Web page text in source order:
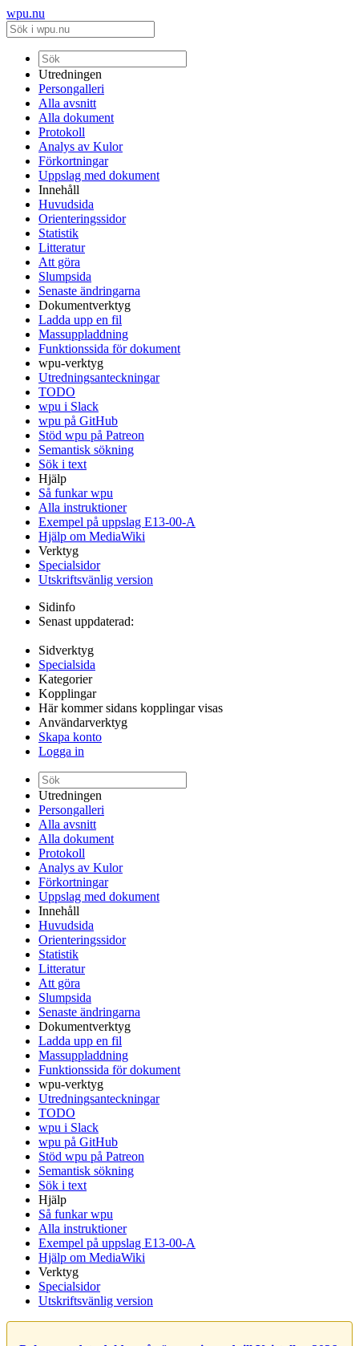
wpu.nu
Utredningen
Persongalleri
Alla avsnitt
Alla dokument
Protokoll
Analys av Kulor
Förkortningar
Uppslag med dokument
Innehåll
Huvudsida
Orienteringssidor
Statistik
Litteratur
Att göra
Slumpsida
Senaste ändringarna
Dokumentverktyg
Ladda upp en fil
Massuppladdning
Funktionssida för dokument
wpu-verktyg
Utredningsanteckningar
TODO
wpu i Slack
wpu på GitHub
Stöd wpu på Patreon
Semantisk sökning
Sök i text
Hjälp
Så funkar wpu
Alla instruktioner
Exempel på uppslag E13-00-A
Hjälp om MediaWiki
Verktyg
Specialsidor
Utskriftsvänlig version
Sidinfo
Senast uppdaterad:
Sidverktyg
Specialsida
Kategorier
Kopplingar
Här kommer sidans kopplingar visas
Användarverktyg
Skapa konto
Logga in
Utredningen
Persongalleri
Alla avsnitt
Alla dokument
Protokoll
Analys av Kulor
Förkortningar
Uppslag med dokument
Innehåll
Huvudsida
Orienteringssidor
Statistik
Litteratur
Att göra
Slumpsida
Senaste ändringarna
Dokumentverktyg
Ladda upp en fil
Massuppladdning
Funktionssida för dokument
wpu-verktyg
Utredningsanteckningar
TODO
wpu i Slack
wpu på GitHub
Stöd wpu på Patreon
Semantisk sökning
Sök i text
Hjälp
Så funkar wpu
Alla instruktioner
Exempel på uppslag E13-00-A
Hjälp om MediaWiki
Verktyg
Specialsidor
Utskriftsvänlig version